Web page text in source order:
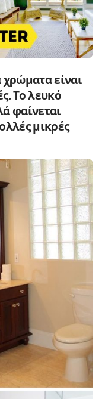
είναι
Το λευκό
φαίνεται
μικρές